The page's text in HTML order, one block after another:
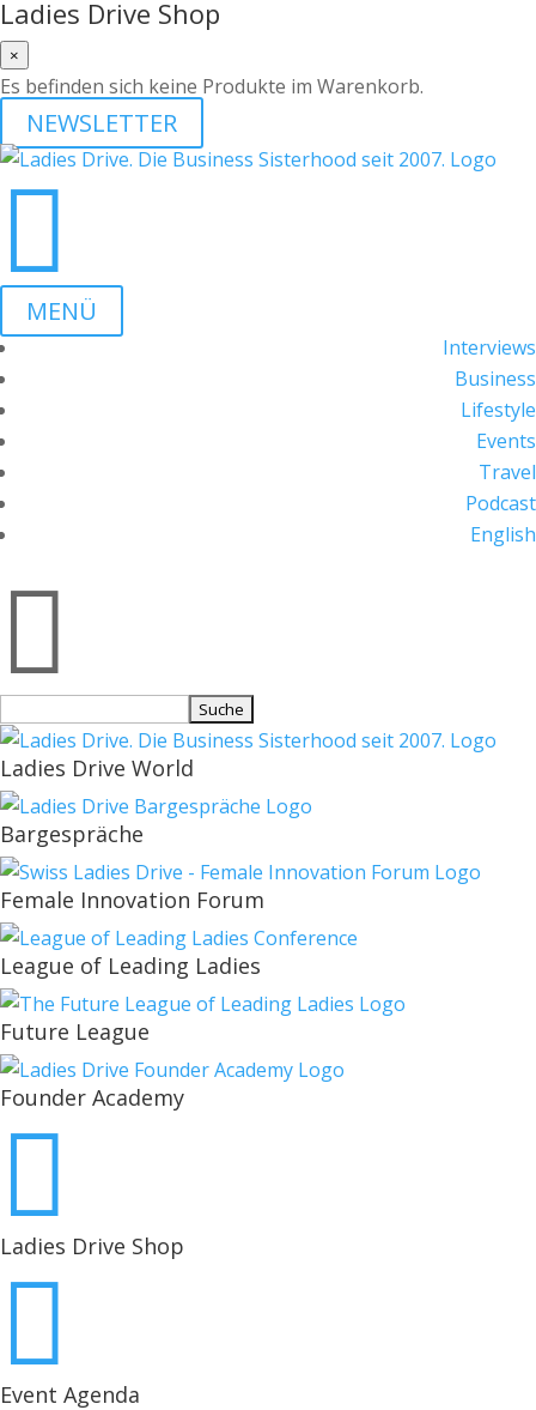
Ladies Drive Shop
×
Es befinden sich keine Produkte im Warenkorb.
NEWSLETTER

MENÜ
Interviews
Business
Lifestyle
Events
Travel
Podcast
English

nach:
Ladies Drive World
Bargespräche
Female Innovation Forum
League of Leading Ladies
Future League
Founder Academy

Ladies Drive Shop

Event Agenda